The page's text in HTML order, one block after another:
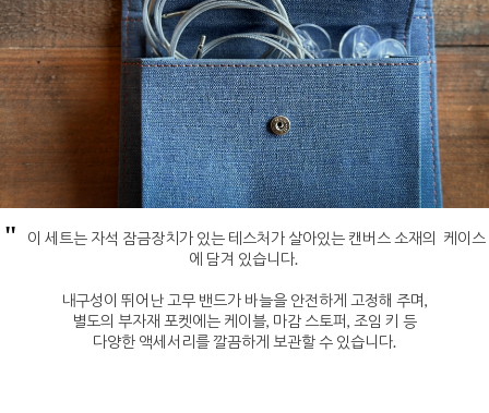
"
이 세트는 자석 잠금장치가 있는 테스처가 살아있는 캔버스 소재의 케이스
에 담겨 있습니다.
내구성이 뛰어난 고무 밴드가 바늘을 안전하게 고정해 주며,
별도의 부자재 포켓에는 케이블, 마감 스토퍼, 조임 키 등
다양한 액세서리를 깔끔하게 보관할 수 있습니다.